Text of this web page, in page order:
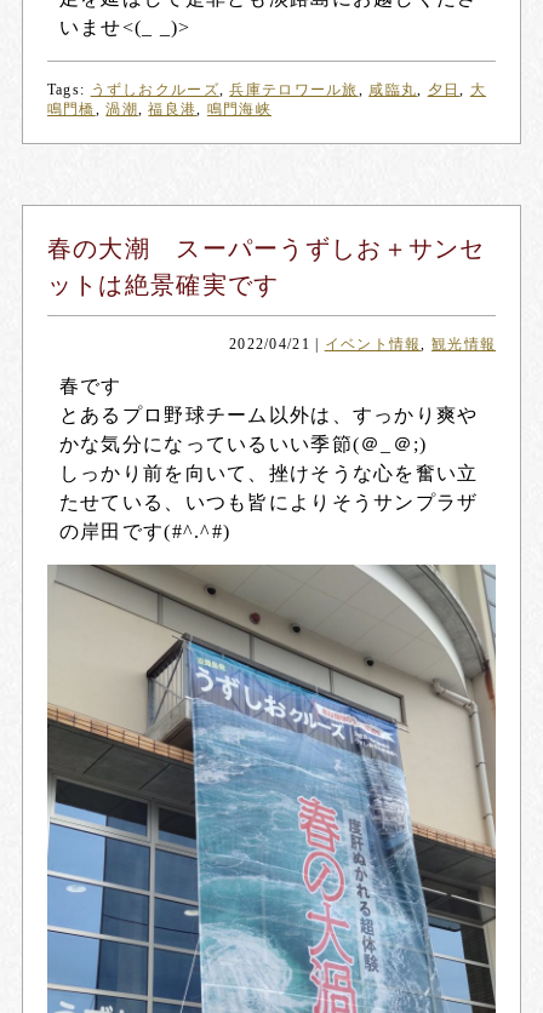
いませ<(_ _)>
Tags: うずしおクルーズ,兵庫テロワール旅 , 咸臨丸, 夕日, 大
鳴門橋,渦潮,福良港, 鳴門海峡
春の大潮 スーパーうずしお＋サンセ
ットは絶景確実です
2022/04/21 イベント情報, 観光情報
春です
とあるプロ野球チーム以外は、すっかり爽や
かな気分になっているいい季節(＠_＠;)
しっかり前を向いて、挫けそうな心を奮い立
たせている、いつも皆によりそうサンプラザ
の岸田です(#^.^#)